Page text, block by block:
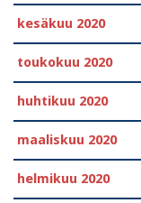
kesäkuu 2020
toukokuu 2020
huhtikuu 2020
maaliskuu 2020
helmikuu 2020